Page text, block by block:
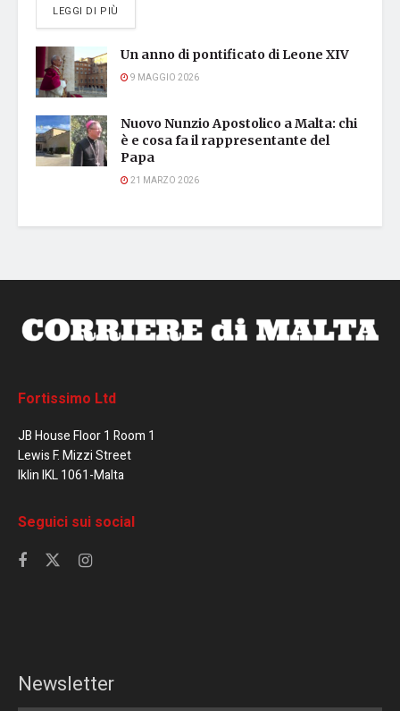
LEGGI DI PIÙ
Un anno di pontificato di Leone XIV
9 MAGGIO 2026
Nuovo Nunzio Apostolico a Malta: chi
è e cosa fa il rappresentante del
Papa
21 MARZO 2026
Fortissimo Ltd
JB House Floor 1 Room 1
Lewis F. Mizzi Street
Iklin IKL 1061-Malta
Seguici sui social
Newsletter